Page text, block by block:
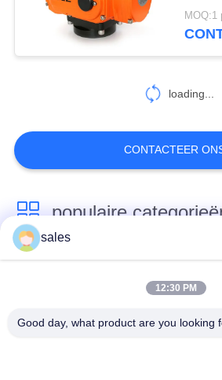
3 Fase
DC-rotatie-
MOQ:1
loading...
CONTACTEER
populaire
Een kwart draai
Explosiebestendige
sales
12:30 PM
Good day, what product are you looking